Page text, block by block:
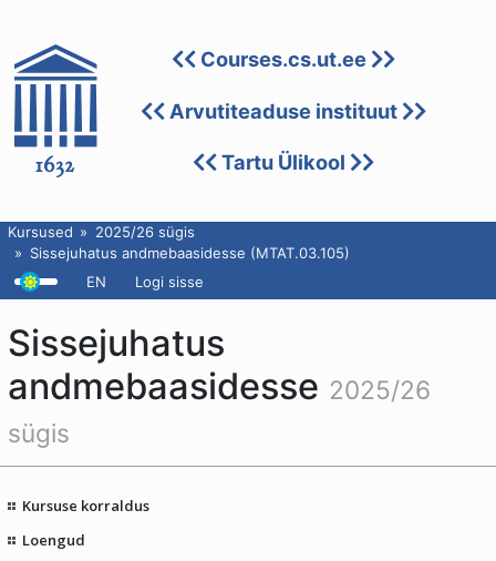
Courses.cs.ut.ee
Arvutiteaduse instituut
Tartu Ülikool
Kursused
2025/26 sügis
Sissejuhatus andmebaasidesse (MTAT.03.105)
EN
Logi sisse
Sissejuhatus
andmebaasidesse 2025/26
sügis
Kursuse korraldus
Loengud